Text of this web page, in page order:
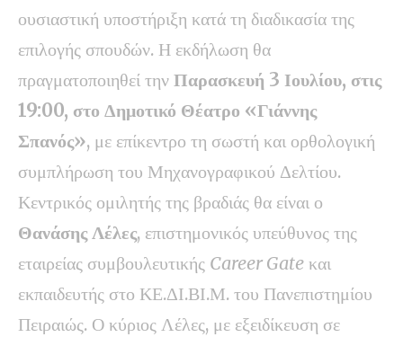
ουσιαστική υποστήριξη κατά τη διαδικασία της
επιλογής σπουδών. Η εκδήλωση θα
πραγματοποιηθεί την Παρασκευή 3 Ιουλίου, στις
19:00, στο Δημοτικό Θέατρο «Γιάννης
Σπανός», με επίκεντρο τη σωστή και ορθολογική
συμπλήρωση του Μηχανογραφικού Δελτίου.
Κεντρικός ομιλητής της βραδιάς θα είναι ο
Θανάσης Λέλες, επιστημονικός υπεύθυνος της
εταιρείας συμβουλευτικής Career Gate και
εκπαιδευτής στο ΚΕ.ΔΙ.ΒΙ.Μ. του Πανεπιστημίου
Πειραιώς. Ο κύριος Λέλες, με εξειδίκευση σε